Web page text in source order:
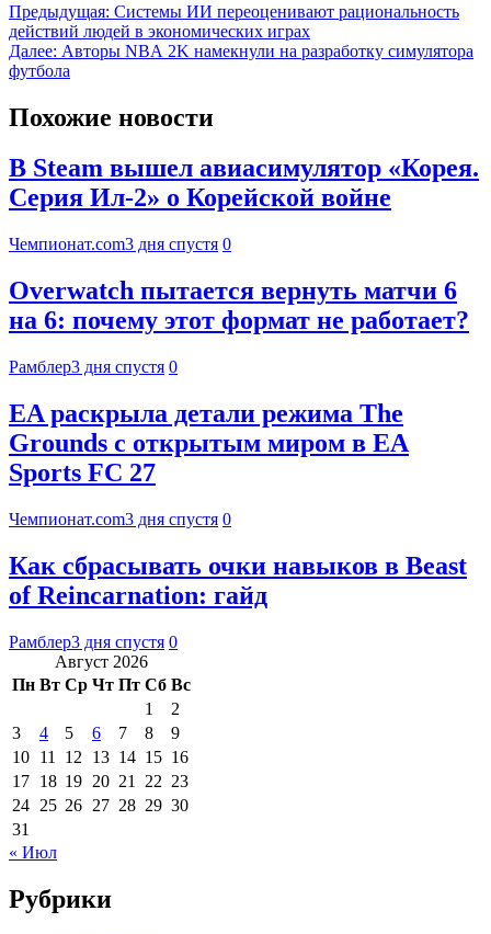
Предыдущая: Системы ИИ переоценивают рациональность
действий людей в экономических играх
Далее: Авторы NBA 2K намекнули на разработку симулятора
футбола
Похожие новости
В Steam вышел авиасимулятор «Корея.
Серия Ил-2» о Корейской войне
Чемпионат.com3 дня спустя 0
Overwatch пытается вернуть матчи 6
на 6: почему этот формат не работает?
Рамблер3 дня спустя 0
EA раскрыла детали режима The
Grounds с открытым миром в EA
Sports FC 27
Чемпионат.com3 дня спустя 0
Как сбрасывать очки навыков в Beast
of Reincarnation: гайд
Рамблер3 дня спустя 0
Август 2026
Пн Вт Ср Чт Пт Сб Вс
1
2
3
4 5 6 7 8
9
10 11 12 13 14 15 16
17 18 19 20 21 22 23
24 25 26 27 28 29 30
31
« Июл
Рубрики